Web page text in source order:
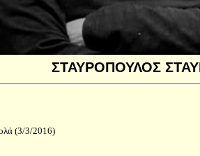
ΣΤΑΥΡΟΠΟΥΛΟΣ
(3/3/2016)